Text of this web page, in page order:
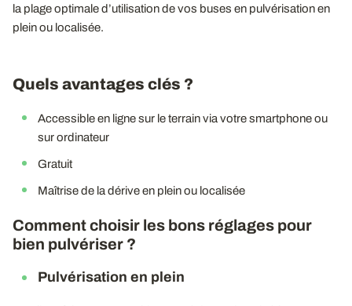
la plage optimale d’utilisation de vos buses en pulvérisation en
plein ou localisée.
Quels avantages clés ?
Accessible en ligne sur le terrain via votre smartphone ou
sur ordinateur
Gratuit
Maîtrise de la dérive en plein ou localisée
Comment choisir les bons réglages pour
bien pulvériser ?
Pulvérisation en plein